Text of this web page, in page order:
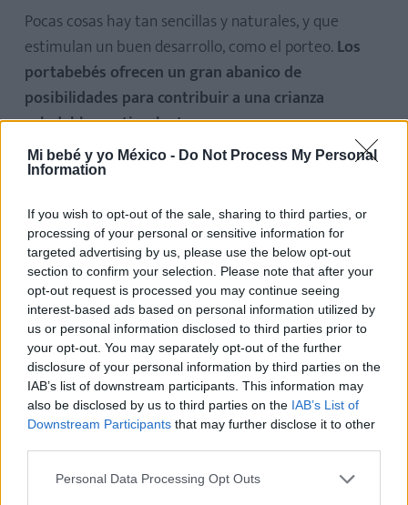
Mi bebé y yo México - Do Not Process My Personal
Information
If you wish to opt-out of the sale, sharing to third parties, or
processing of your personal or sensitive information for
targeted advertising by us, please use the below opt-out
section to confirm your selection. Please note that after your
opt-out request is processed you may continue seeing
interest-based ads based on personal information utilized by
us or personal information disclosed to third parties prior to
your opt-out. You may separately opt-out of the further
disclosure of your personal information by third parties on the
IAB’s list of downstream participants. This information may
also be disclosed by us to third parties on the IAB’s List of
Downstream Participants that may further disclose it to other
Personal Data Processing Opt Outs
Pocas cosas hay tan sencillas y naturales, y que
estimulan un buen desarrollo, como el porteo. Los
portabebés ofrecen un gran abanico de
posibilidades para contribuir a una crianza
saludable y estimulante.
En este artículo,te ofrecemos muchos consejos
confortablede la mano fisioterapeuta Iñaki Pastor.
Tambiénte explicamos los muchísimos beneficios
del porteo y tips indispensables para ayudarte con
el porteo.¡Esta información te interesa!